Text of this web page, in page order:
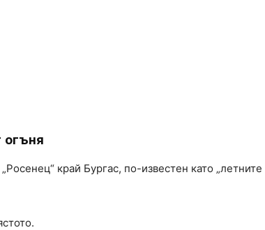
огъня
край Бургас, по-известен като „летните